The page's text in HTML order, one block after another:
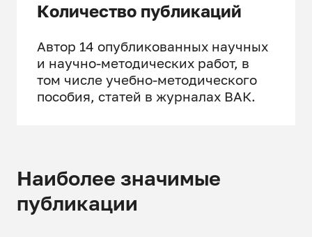
Количество публикаций
Автор 14 опубликованных научных
и научно-методических работ, в
том числе учебно-методического
пособия, статей в журналах ВАК.
Наиболее значимые
публикации